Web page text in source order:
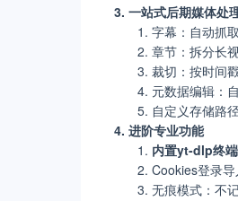
3. 一站式后期媒体处
字幕：自动抓
章节：拆分长
裁切：按时间
元数据编辑：
自定义存储路
4. 进阶专业功能
内置yt-dlp终端
Cookies登录
无痕模式：不